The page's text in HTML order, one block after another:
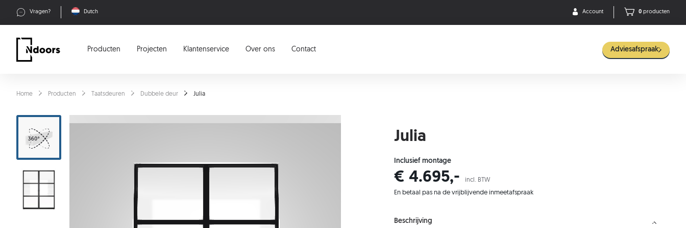
Vragen? Dutch Account 0 producten
Producten Projecten Klantenservice Over ons Contact Adviesafspraak
Home Producten Taatsdeuren Dubbele deur Julia
Julia
Inclusief montage
€ 4.695,- incl. BTW
En betaal pas na de vrijblijvende inmeetafspraak
Beschrijving